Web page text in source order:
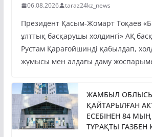
06.08.2026 taraz24kz_news
Президент Қасым-Жомарт Тоқаев
ұлттық басқарушы холдингі» АҚ
Рустам Қарағойшинді қабылдап,
жұмысы мен алдағы даму
ЖАМБЫЛ
ҚАЙТАРЫЛҒАН
ЕСЕБІНЕН 84
ТҰРАҚТЫ